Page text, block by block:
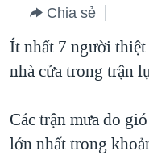
hướng
chính
"Tìm"
MỤC
TỰ DO BÁO CHÍ
VẠCH TRẦN TIN GIẢ
ĐỜI SỐNG
CHUYÊN ĐỀ
CHIẾN TRANH
HÀNH TRÌNH BẦU
MỘT NĂM CHIẾN
HỌC TIẾNG ANH
NGHE
Chia sẻ
Ít nhất 7 người
nhà cửa trong trận
Các trận mưa do
lớn nhất trong